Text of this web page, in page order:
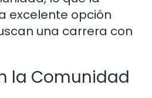
excelente opción
una carrera con
la Comunidad